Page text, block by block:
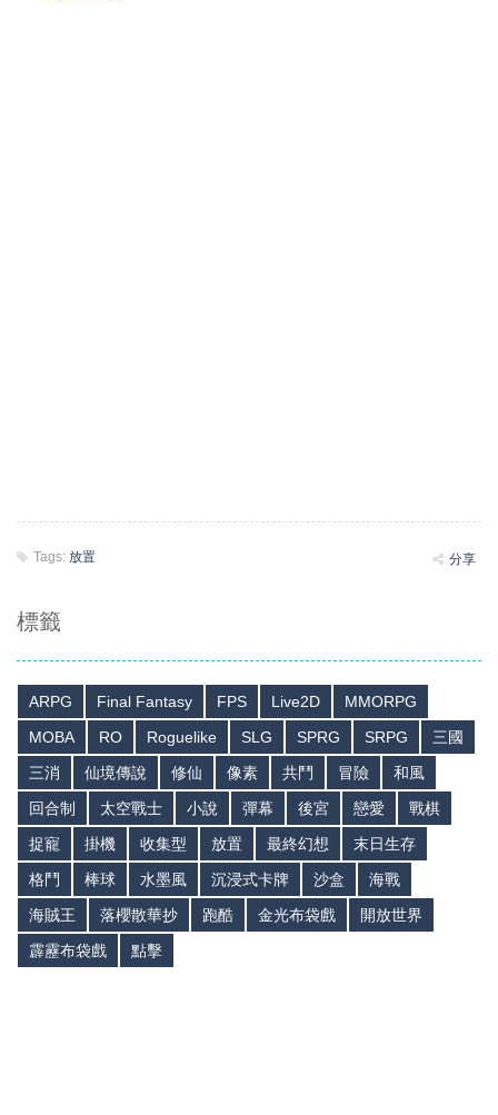
Tags: 放置 分享
標籤
ARPG Final Fantasy FPS Live2D
MMORPG
MOBA
RO Roguelike SLG SPRG SRPG
三國
三消
仙境傳說 修仙 像素 共鬥 冒險
和風
回合制
太空戰士 小說 彈幕 後宮 戀愛
戰棋
捉寵
掛機 收集型 放置 最終幻想
末日生存
格鬥
棒球 水墨風 沉浸式卡牌 沙盒
海戰
海賊王
落櫻散華抄 跑酷 金光布袋戲
開放世界
霹靂布袋戲
點擊